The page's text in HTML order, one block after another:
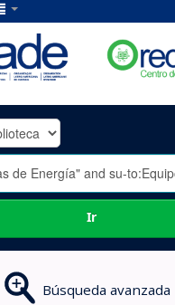
Ir
Búsqueda avanzada